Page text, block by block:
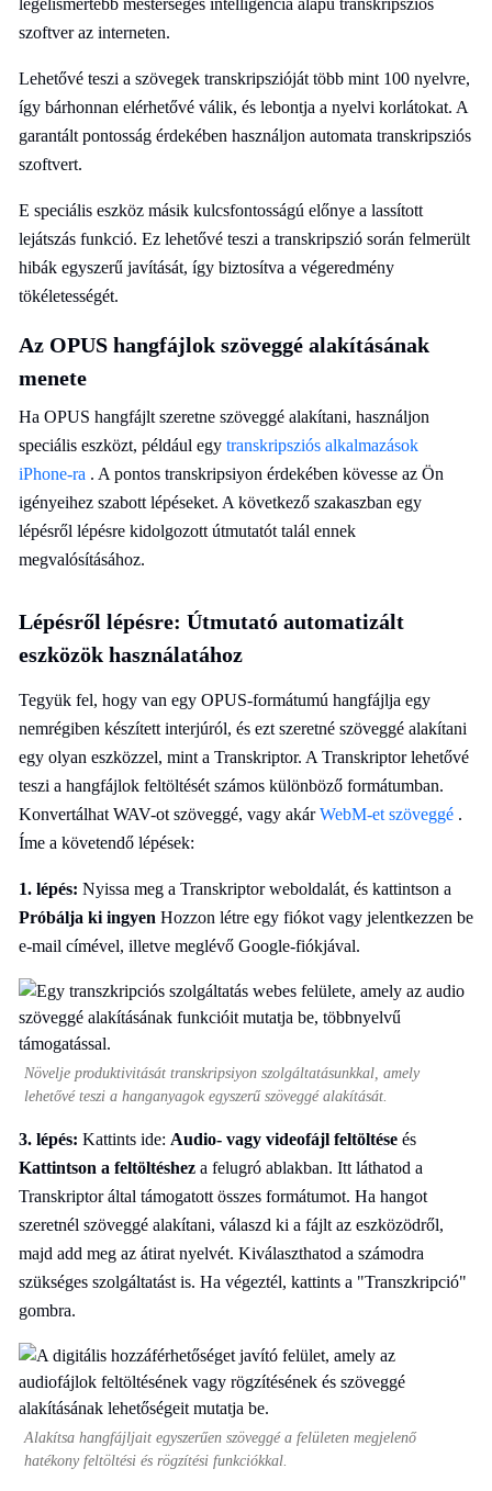
legelismertebb mesterséges intelligencia alapú transkripsziós
szoftver az interneten.
Lehetővé teszi a szövegek transkripszióját több mint 100 nyelvre,
így bárhonnan elérhetővé válik, és lebontja a nyelvi korlátokat. A
garantált pontosság érdekében használjon automata transkripsziós
szoftvert.
E speciális eszköz másik kulcsfontosságú előnye a lassított
lejátszás funkció. Ez lehetővé teszi a transkripszió során felmerült
hibák egyszerű javítását, így biztosítva a végeredmény
tökéletességét.
Az OPUS hangfájlok szöveggé alakításának
menete
Ha OPUS hangfájlt szeretne szöveggé alakítani, használjon
speciális eszközt, például egy transkripsziós alkalmazások
iPhone-ra . A pontos transkripsiyon érdekében kövesse az Ön
igényeihez szabott lépéseket. A következő szakaszban egy
lépésről lépésre kidolgozott útmutatót talál ennek
megvalósításához.
Lépésről lépésre: Útmutató automatizált
eszközök használatához
Tegyük fel, hogy van egy OPUS-formátumú hangfájlja egy
nemrégiben készített interjúról, és ezt szeretné szöveggé alakítani
egy olyan eszközzel, mint a Transkriptor. A Transkriptor lehetővé
teszi a hangfájlok feltöltését számos különböző formátumban.
Konvertálhat WAV-ot szöveggé, vagy akárWebM-et szöveggé .
Íme a követendő lépések:
1. lépés: Nyissa meg a Transkriptor weboldalát, és kattintson a
Próbálja ki ingyen Hozzon létre egy fiókot vagy jelentkezzen be
e-mail címével, illetve meglévő Google-fiókjával.
Növelje produktivitását transkripsiyon szolgáltatásunkkal, amely
lehetővé teszi a hanganyagok egyszerű szöveggé alakítását.
3. lépés: Kattints ide: Audio- vagy videofájl feltöltése és
Kattintson a feltöltéshez a felugró ablakban. Itt láthatod a
Transkriptor által támogatott összes formátumot. Ha hangot
szeretnél szöveggé alakítani, válaszd ki a fájlt az eszközödről,
majd add meg az átirat nyelvét. Kiválaszthatod a számodra
szükséges szolgáltatást is. Ha végeztél, kattints a "Transzkripció"
gombra.
Alakítsa hangfájljait egyszerűen szöveggé a felületen megjelenő
hatékony feltöltési és rögzítési funkciókkal.